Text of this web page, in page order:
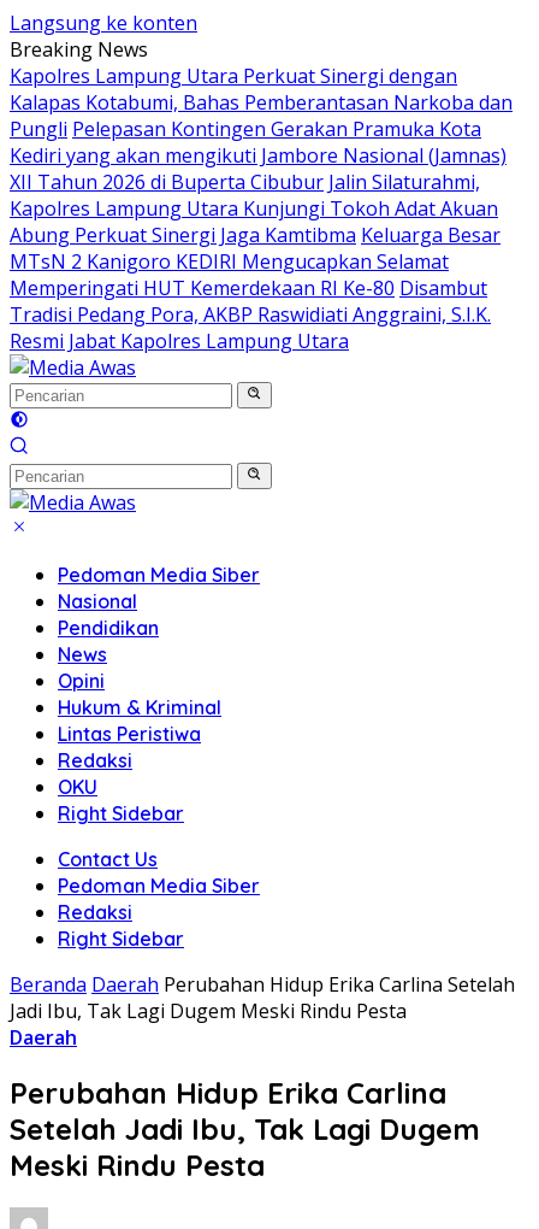
Langsung ke konten
Breaking News
Kapolres Lampung Utara Perkuat Sinergi dengan
Kalapas Kotabumi, Bahas Pemberantasan Narkoba dan
Pungli Pelepasan Kontingen Gerakan Pramuka Kota
Kediri yang akan mengikuti Jambore Nasional (Jamnas)
XII Tahun 2026 di Buperta Cibubur Jalin Silaturahmi,
Kapolres Lampung Utara Kunjungi Tokoh Adat Akuan
Abung Perkuat Sinergi Jaga Kamtibma Keluarga Besar
MTsN 2 Kanigoro KEDIRI Mengucapkan Selamat
Memperingati HUT Kemerdekaan RI Ke-80 Disambut
Tradisi Pedang Pora, AKBP Raswidiati Anggraini, S.I.K.
Resmi Jabat Kapolres Lampung Utara
Pedoman Media Siber
Nasional
Pendidikan
News
Opini
Hukum & Kriminal
Lintas Peristiwa
Redaksi
OKU
Right Sidebar
Contact Us
Pedoman Media Siber
Redaksi
Right Sidebar
Beranda Daerah Perubahan Hidup Erika Carlina Setelah
Jadi Ibu, Tak Lagi Dugem Meski Rindu Pesta
Daerah
Perubahan Hidup Erika Carlina
Setelah Jadi Ibu, Tak Lagi Dugem
Meski Rindu Pesta